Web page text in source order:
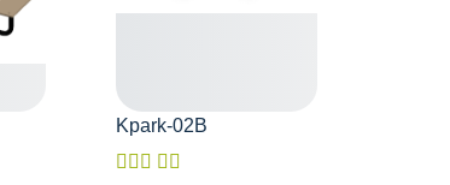
Kpark-02B